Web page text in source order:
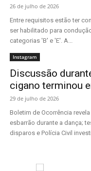
26 de julho de 2026
Entre requisitos estão ter
ser habilitado para
categorias 'B' e 'E'. A...
Instagram
Discussão
cigano terminou
29 de julho de 2026
Boletim de Ocorrência
esbarrão durante a dança;
disparos e Polícia Civil